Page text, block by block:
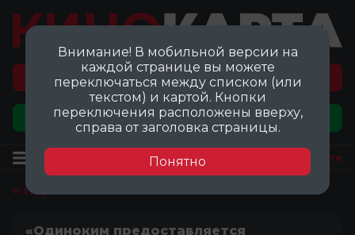
Перейти на карту локаций ©
Добавить локацию
Посмотреть на карте
‹‹ Перейти ко всем локациям
«Одиноким предоставляется
Внимание! В мобильной версии на
каждой странице вы можете
переключаться между списком (или
текстом) и картой. Кнопки
переключения расположены вверху,
справа от заголовка страницы.
Понятно